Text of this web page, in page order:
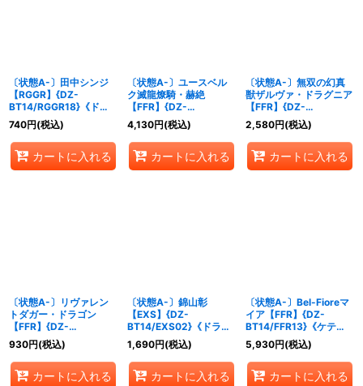
〔状態A-〕田中シンジ
【RGGR】{DZ-
BT14/RGGR18}《ドラ
ゴンエンパイア》
740円(税込)
カートに入れる
〔状態A-〕ユースベル
ク滅龍燎騎・赫絶
【FFR】{DZ-
BT14/FFR02}《ドラゴ
ンエンパイア》
4,130円(税込)
カートに入れる
〔状態A-〕無双の幻真
獣ザルヴァ・ドラグニア
【FFR】{DZ-
BT14/FFR03}《ドラゴ
ンエンパイア》
2,580円(税込)
カートに入れる
〔状態A-〕リヴァレン
トダガー・ドラゴン
【FFR】{DZ-
BT14/FFR08}《ダーク
ステイツ》
930円(税込)
カートに入れる
〔状態A-〕錦山彰
【EXS】{DZ-
BT14/EXS02}《ドラゴ
ンエンパイア》
1,690円(税込)
カートに入れる
〔状態A-〕Bel-Fioreマ
イア【FFR】{DZ-
BT14/FFR13}《ケテル
サンクチュアリ》
5,930円(税込)
カートに入れる